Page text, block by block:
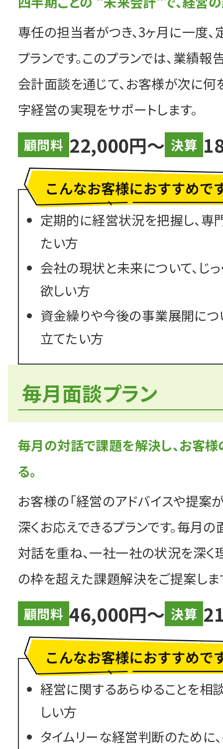
専任の担当者がつき、3ヶ月に一度
プランです。このプランでは、業績報
会計面談を通じて、お客様が次に何
字経営の実現をサポートします。
顧問料 22,000円〜 決算
定期的に経営状況を把握し、専
たい方
会社の現状と未来について、じ
欲しい方
資金繰りや今後の事業展開につ
立てたい方
毎月面談プラン
毎月の対話で課題を解決し、お客
る。
お客様の「経営のアドバイスや提案
深くお応えできるプランです。毎月
対話を重ね、一社一社の状況を深く
の枠を超えた課題解決をご提案しま
顧問料 46,000円〜 決算
経営に関するあらゆることを相
しい方
タイムリーな経営判断のために